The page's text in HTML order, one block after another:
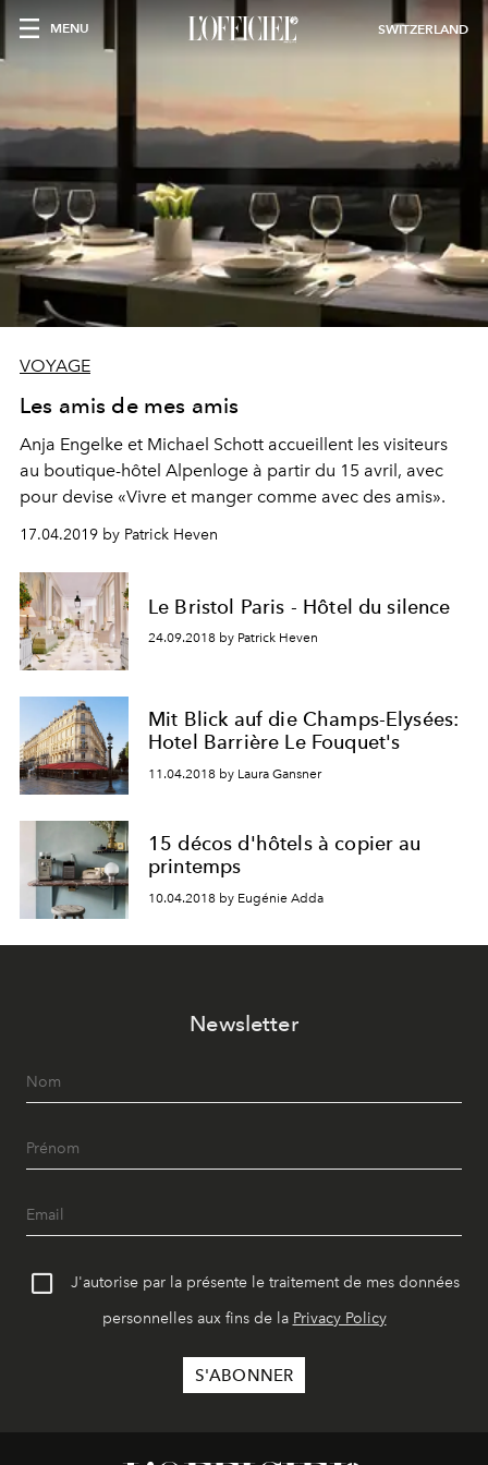
MENU SWITZERLAND
VOYAGE
Les amis de mes amis
Anja Engelke et Michael Schott accueillent les visiteurs
au boutique-hôtel Alpenloge à partir du 15 avril, avec
pour devise «Vivre et manger comme avec des amis».
17.04.2019 by Patrick Heven
Le Bristol Paris - Hôtel du silence
24.09.2018 by Patrick Heven
Mit Blick auf die Champs-Elysées:
Hotel Barrière Le Fouquet's
11.04.2018 by Laura Gansner
15 décos d'hôtels à copier au
printemps
10.04.2018 by Eugénie Adda
Newsletter
J'autorise par la présente le traitement de mes données
personnelles aux fins de la Privacy Policy